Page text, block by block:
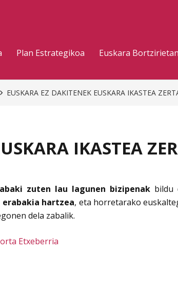
Plan Estrategikoa Euskara Bortzirietan
EUSKARA EZ DAKITENEK EUSKARA IKASTEA
IKASTEA
zuten lau lagunen bizipenak bildu
hartzea, eta horretarako
dela zabalik.
Etxeberria